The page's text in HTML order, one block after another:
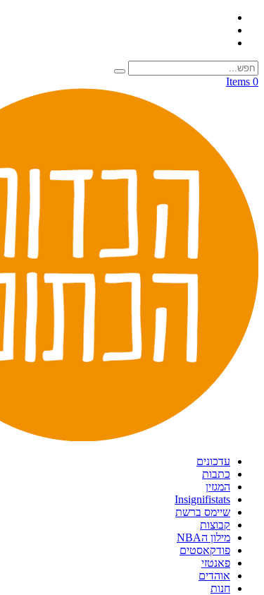
0 Items
עדכונים
כתבות
המגזין
Insignifistats
שיימס ברשת
קבוצות
מילון הNBA
פודקאסטים
פאנטזי
אוהדים
חנות